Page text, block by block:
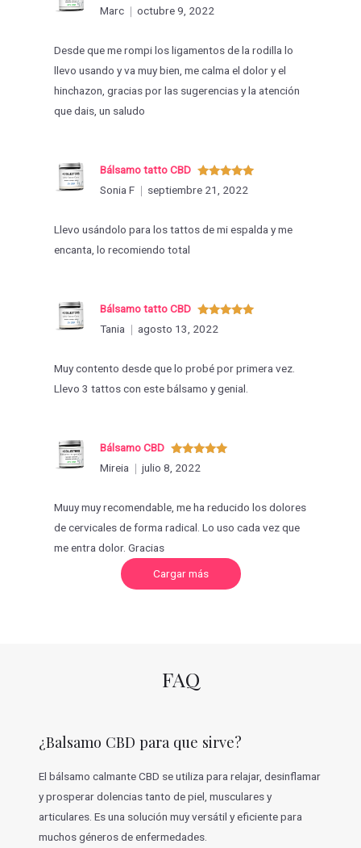
Valorado
con5de 5
Marc
octubre 9, 2022
Desde que me rompi los ligamentos de la rodilla lo
llevo usando y va muy bien, me calma el dolor y el
hinchazon, gracias por las sugerencias y la atención
que dais, un saludo
Valorado
con 5de 5
Bálsamo tatto CBD
Sonia F
septiembre 21, 2022
Llevo usándolo para los tattos de mi espalda y me
encanta, lo recomiendo total
Valorado
con
Bálsamo tatto CBD
Tania
agosto 13, 2022
Muy contento desde que lo probé por primera vez.
Llevo 3 tattos con este bálsamo y genial.
Valorado
con5de 5
Bálsamo CBD
Mireia
julio 8, 2022
Muuy muy recomendable, me ha reducido los dolores
de cervicales de forma radical. Lo uso cada vez que
me entra dolor. Gracias
Cargar másC
r
i
o
e
s
FAQ
¿Balsamo CBD para que sirve?
El bálsamo calmante CBD se utiliza para relajar, desinflamar
y prosperar dolencias tanto de piel, musculares y
articulares. Es una solución muy versátil y eficiente para
muchos géneros de enfermedades.